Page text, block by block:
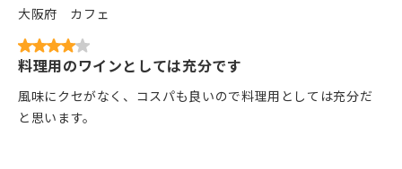
大阪府
カフェ
料理用のワインとしては充分です
風味にクセがなく、コスパも良いので料理用としては充分だ
と思います。